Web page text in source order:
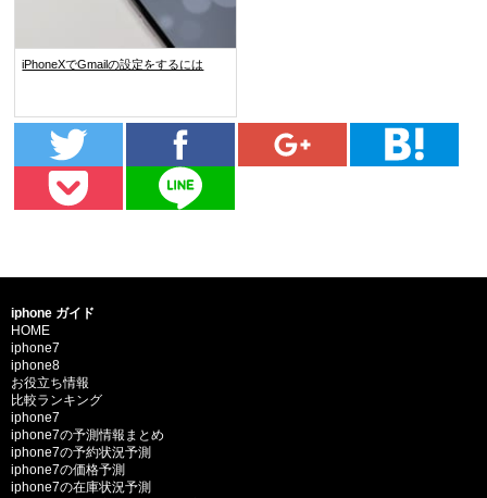
iPhoneXでGmailの設定をするには
iphone ガイド
HOME
iphone7
iphone8
お役立ち情報
比較ランキング
iphone7
iphone7の予測情報まとめ
iphone7の予約状況予測
iphone7の価格予測
iphone7の在庫状況予測